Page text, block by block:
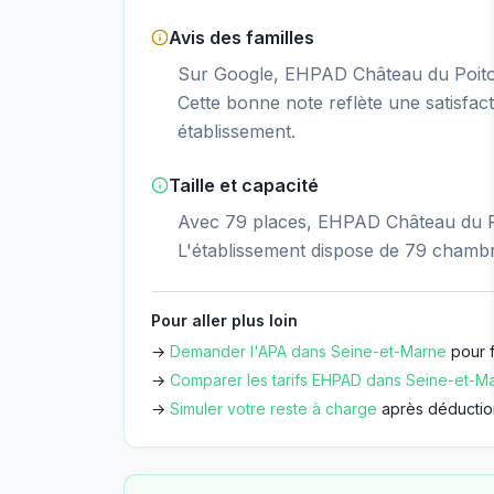
Avis des familles
Sur Google, EHPAD Château du
Cette bonne note reflète une
établissement.
Taille et capacité
Avec 79 places, EHPAD Château du
L'établissement dispose de 79
Pour aller plus loin
→ Demander l'APA dans Seine-et-Marne pour
→ Comparer les tarifs EHPAD dans Seine-et-
→ Simuler votre reste à charge après